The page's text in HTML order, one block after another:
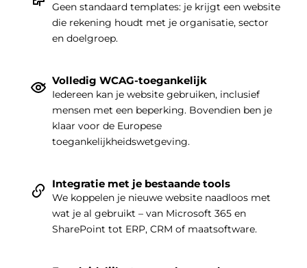
|
Geen standaard templates: je krijgt een website
die rekening houdt met je organisatie, sector
en doelgroep.
Volledig WCAG-toegankelijk
Iedereen kan je website gebruiken, inclusief
mensen met een beperking. Bovendien ben je
klaar voor de Europese
toegankelijkheidswetgeving.
Integratie met je bestaande tools
We koppelen je nieuwe website naadloos met
wat je al gebruikt – van Microsoft 365 en
SharePoint tot ERP, CRM of maatsoftware.